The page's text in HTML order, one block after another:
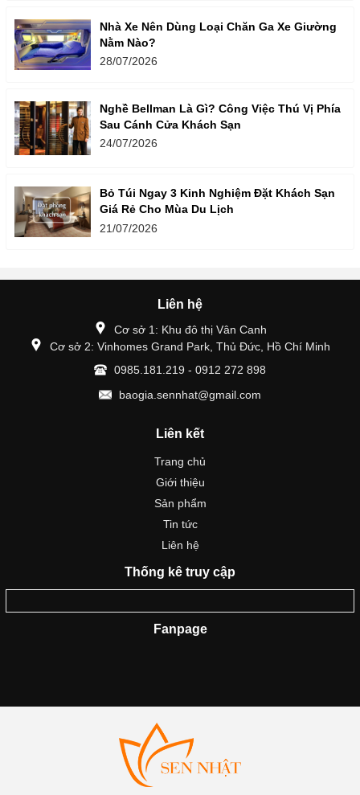
Nhà Xe Nên Dùng Loại Chăn Ga Xe Giường
Nằm Nào?
28/07/2026
Nghề Bellman Là Gì? Công Việc Thú Vị Phía
Sau Cánh Cửa Khách Sạn
24/07/2026
Bỏ Túi Ngay 3 Kinh Nghiệm Đặt Khách Sạn
Giá Rẻ Cho Mùa Du Lịch
21/07/2026
Liên hệ
Cơ sở 1: Khu đô thị Vân Canh
Cơ sở 2: Vinhomes Grand Park, Thủ Đức, Hồ Chí Minh
0985.181.219 - 0912 272 898
baogia.sennhat@gmail.com
Liên kết
Trang chủ
Giới thiệu
Sản phẩm
Tin tức
Liên hệ
Thống kê truy cập
Fanpage